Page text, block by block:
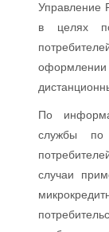
Управление
в целях
По
службы
случаи